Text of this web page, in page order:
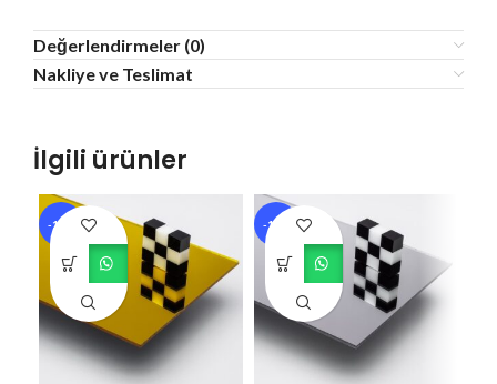
Değerlendirmeler (0)
Nakliye ve Teslimat
İlgili ürünler
-14% -16%